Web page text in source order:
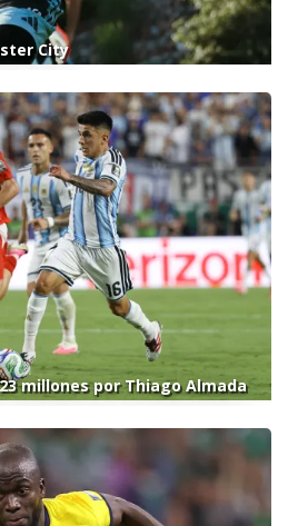
City
millones por Thiago Almada